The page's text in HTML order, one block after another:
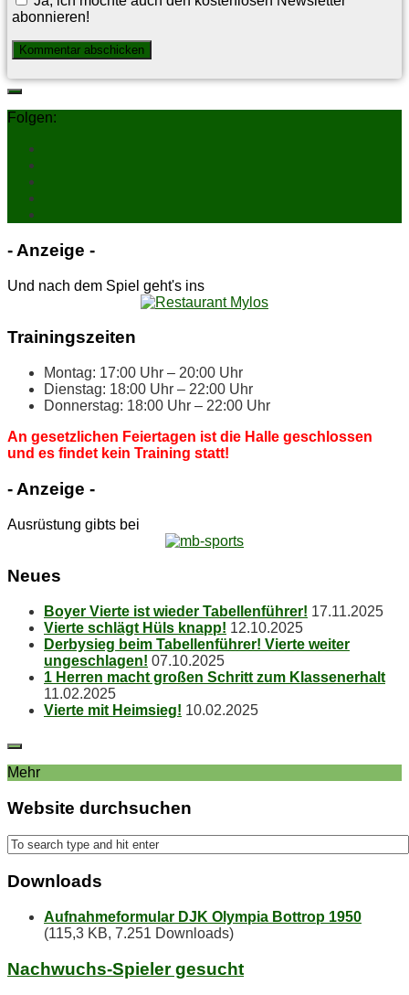
abonnieren!
Folgen:
- An­zei­ge -
Und nach dem Spiel geht's ins
Trai­nings­zei­ten
Mon­tag: 17:00 Uhr – 20:00 Uhr
Diens­tag: 18:00 Uhr – 22:00 Uhr
Don­ners­tag: 18:00 Uhr – 22:00 Uhr
An ge­setz­li­chen Fei­er­ta­gen ist die Hal­le ge­schlos­sen
und es fin­det kein Trai­ning statt!
- An­zei­ge -
Ausrüstung gibts bei
Neu­es
Boy­er Vier­te ist wie­der Tabellenführer! 17.11.2025
Vier­te schlägt Hüls knapp! 12.10.2025
Der­by­sieg beim Ta­bel­len­füh­rer! Vier­te wei­ter
ungeschlagen! 07.10.2025
1 Her­ren macht gro­ßen Schritt zum Klassenerhalt
11.02.2025
Vier­te mit Heimsieg! 10.02.2025
Mehr
Web­site durchsuchen
Down­loads
Aufnahmeformular DJK Olympia Bottrop 1950
(115,3 KB, 7.251 Downloads)
Nach­wuchs-Spie­ler gesucht